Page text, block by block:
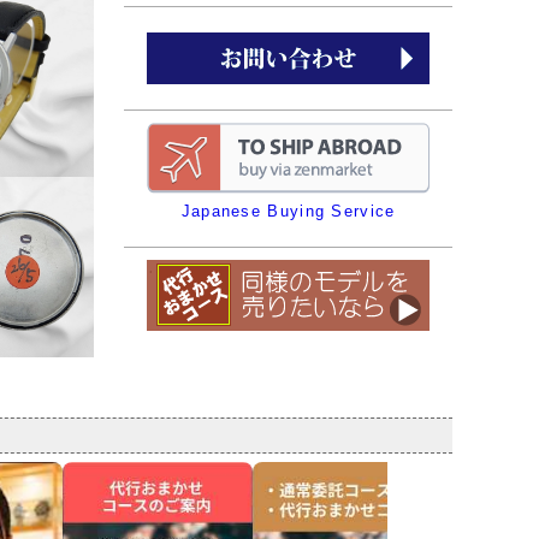
Japanese Buying Service